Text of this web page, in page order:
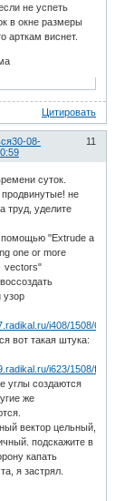
не успеть
в окне размеры
арткам виснет.
Цитировать
11
30-08-
суток.
продвинутые! не
труд, уделите
помощью "Extrude a
one or more
vectors"
узор
вот такая штука:
углы создаются
же
вектор цельный,
подскажите в
капать
я застрял.